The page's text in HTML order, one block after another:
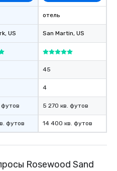
, US
футов
футов
отель
San Martin, US
45
4
5 270 кв. футов
14 400 кв. футов
Rosewood Sand